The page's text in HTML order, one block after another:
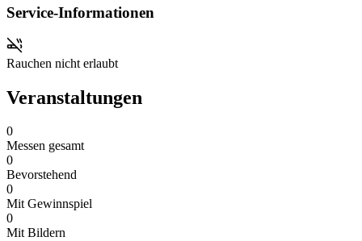
Service-Informationen
Rauchen nicht erlaubt
Veranstaltungen
0
Messen gesamt
0
Bevorstehend
0
Mit Gewinnspiel
0
Mit Bildern